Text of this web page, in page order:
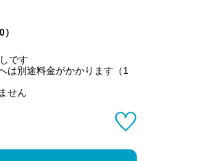
です
は別途料金がかかります（1
せん